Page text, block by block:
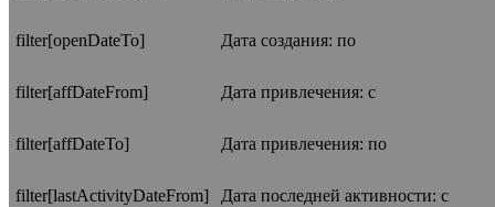
filter[openDateTo] Дата создания: по
filter[affDateFrom] Дата привлечения: с
filter[affDateTo] Дата привлечения: по
filter[lastActivityDateFrom] Дата последней активности: с